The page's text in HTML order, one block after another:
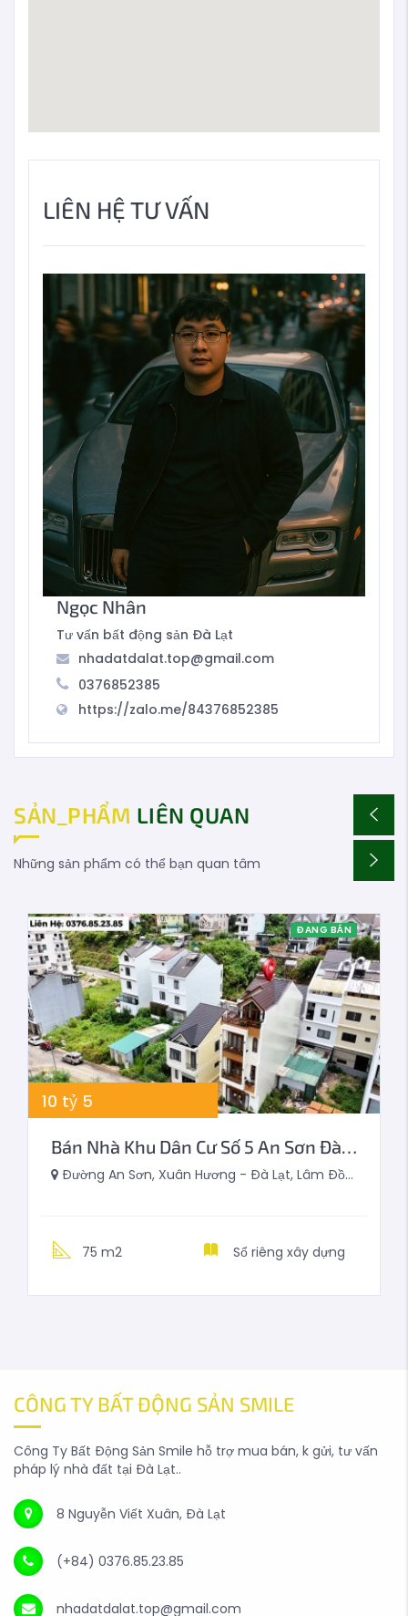
LIÊN HỆ TƯ VẤN
Ngọc Nhân
Tư vấn bất động sản Đà Lạt
nhadatdalat.top@gmail.com
0376852385
https://zalo.me/84376852385
SẢN_PHẨM LIÊN QUAN
Những sản phẩm có thể bạn quan tâm
ĐANG BÁN
10 tỷ 5
Bán Nhà Khu Dân Cư Số 5 An Sơn Đà Lạt 75m2
Đường An Sơn, Xuân Hương - Đà Lạt, Lâm Đồng, Việt Nam
75 m2 Sổ riêng xây dựng
CÔNG TY BẤT ĐỘNG SẢN SMILE
Công Ty Bất Động Sản Smile hỗ trợ mua bán, k gửi, tư vấn
pháp lý nhà đất tại Đà Lạt..
8 Nguyễn Viết Xuân, Đà Lạt
(+84) 0376.85.23.85
nhadatdalat.top@gmail.com